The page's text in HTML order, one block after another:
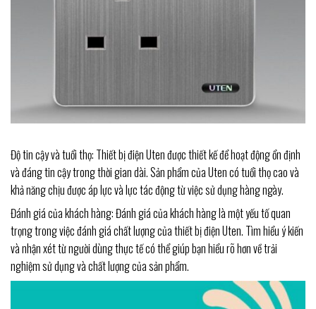
Độ tin cậy và tuổi thọ: Thiết bị điện Uten được thiết kế để hoạt động ổn định
và đáng tin cậy trong thời gian dài. Sản phẩm của Uten có tuổi thọ cao và
khả năng chịu được áp lực và lực tác động từ việc sử dụng hàng ngày.
Đánh giá của khách hàng: Đánh giá của khách hàng là một yếu tố quan
trọng trong việc đánh giá chất lượng của thiết bị điện Uten. Tìm hiểu ý kiến
và nhận xét từ người dùng thực tế có thể giúp bạn hiểu rõ hơn về trải
nghiệm sử dụng và chất lượng của sản phẩm.